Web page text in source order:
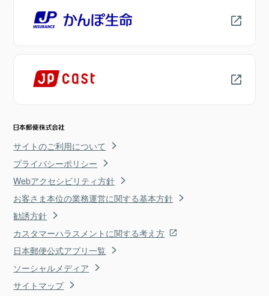
サイトのご利用について
プライバシーポリシー
Webアクセシビリティ方針
お客さま本位の業務運営に関する基本方針
勧誘方針
カスタマーハラスメントに関する考え方
日本郵便公式アプリ一覧
ソーシャルメディア
サイトマップ